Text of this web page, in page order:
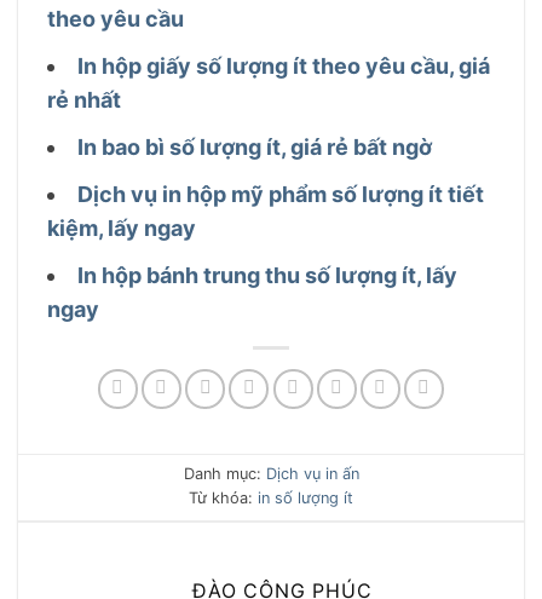
theo yêu cầu
In hộp giấy số lượng ít theo yêu cầu, giá
rẻ nhất
In bao bì số lượng ít, giá rẻ bất ngờ
Dịch vụ in hộp mỹ phẩm số lượng ít tiết
kiệm, lấy ngay
In hộp bánh trung thu số lượng ít, lấy
ngay
Danh mục: Dịch vụ in ấn
Từ khóa: in số lượng ít
ĐÀO CÔNG PHÚC